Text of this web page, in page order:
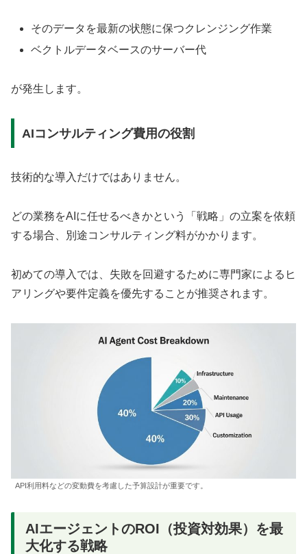
そのデータを最新の状態に保つクレンジング作業
ベクトルデータベースのサーバー代
が発生します。
AIコンサルティング費用の役割
技術的な導入だけではありません。
どの業務をAIに任せるべきかという「戦略」の立案を依頼
する場合、別途コンサルティング料がかかります。
初めての導入では、失敗を回避するために専門家によるヒ
アリングや要件定義を優先することが推奨されます。
API利用料などの変動費を考慮した予算設計が重要です。
AIエージェントのROI（投資対効果）を最
大化する戦略